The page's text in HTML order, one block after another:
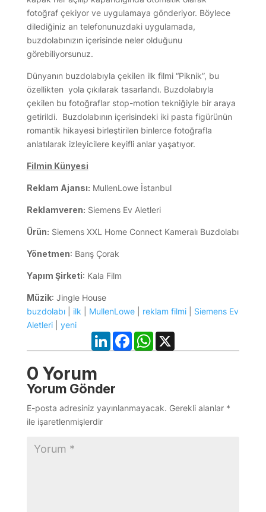
fotoğraf çekiyor ve uygulamaya gönderiyor. Böylece
dilediğiniz an telefonunuzdaki uygulamada,
buzdolabınızın içerisinde neler olduğunu
görebiliyorsunuz.
Dünyanın buzdolabıyla çekilen ilk filmi “Piknik”, bu
özellikten yola çıkılarak tasarlandı. Buzdolabıyla
çekilen bu fotoğraflar stop-motion tekniğiyle bir araya
getirildi. Buzdolabının içerisindeki iki pasta figürünün
romantik hikayesi birleştirilen binlerce fotoğrafla
anlatılarak izleyicilere keyifli anlar yaşatıyor.
Filmin Künyesi
Reklam Ajansı: MullenLowe İstanbul
Reklamveren: Siemens Ev Aletleri
Ürün: Siemens XXL Home Connect Kameralı Buzdolabı
Yönetmen: Barış Çorak
Yapım Şirketi: Kala Film
Müzik: Jingle House
buzdolabı| ilk MullenLowe| reklam filmi| Siemens Ev
Aletleri| yeni
LinkedInFacebookWhatsApp
X
0 Yorum
Yorum Gönder
E-posta adresiniz yayınlanmayacak. Gerekli alanlar *
ile işaretlenmişlerdir